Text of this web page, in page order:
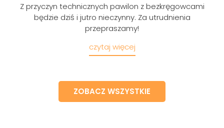
Z przyczyn technicznych pawilon z bezkręgowcami
będzie dziś i jutro nieczynny. Za utrudnienia
przepraszamy!
czytaj więcej
ZOBACZ WSZYSTKIE